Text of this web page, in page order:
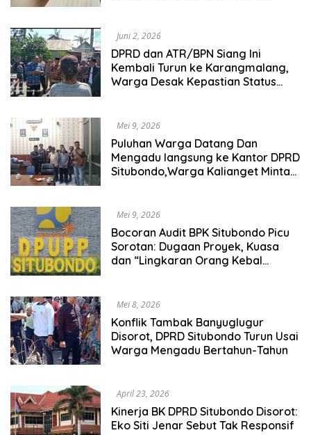
Juni 2, 2026
DPRD dan ATR/BPN Siang Ini
Kembali Turun ke Karangmalang,
Warga Desak Kepastian Status
Mei 9, 2026
Puluhan Warga Datang Dan
Mengadu langsung ke Kantor DPRD
Situbondo,Warga Kalianget Minta
Mei 9, 2026
Bocoran Audit BPK Situbondo Picu
Sorotan: Dugaan Proyek, Kuasa
dan “Lingkaran Orang Kebal
Mei 8, 2026
Konflik Tambak Banyuglugur
Disorot, DPRD Situbondo Turun Usai
Warga Mengadu Bertahun-Tahun
April 23, 2026
Kinerja BK DPRD Situbondo Disorot:
Eko Siti Jenar Sebut Tak Responsif